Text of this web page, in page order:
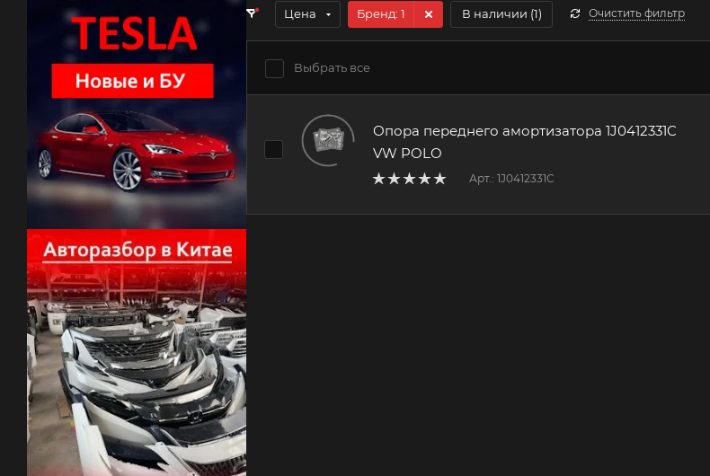
Цена Бренд: 1 В наличии (1) Очистить фильтр
Выбрать все
Опора переднего амортизатора 1J0412331C
VW POLO
Арт.: 1J0412331C